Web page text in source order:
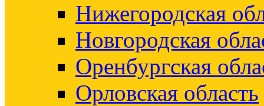
Нижегородская
Новгородская
Оренбургская
Орловская область